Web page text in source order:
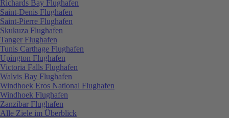
Richards Bay Flughafen
Saint-Denis Flughafen
Saint-Pierre Flughafen
Skukuza Flughafen
Tanger Flughafen
Tunis Carthage Flughafen
Upington Flughafen
Victoria Falls Flughafen
Walvis Bay Flughafen
Windhoek Eros National Flughafen
Windhoek Flughafen
Zanzibar Flughafen
Alle Ziele im Überblick